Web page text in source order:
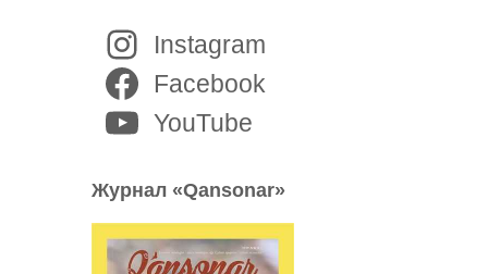
Instagram
Facebook
YouTube
Журнал «Qansonar»